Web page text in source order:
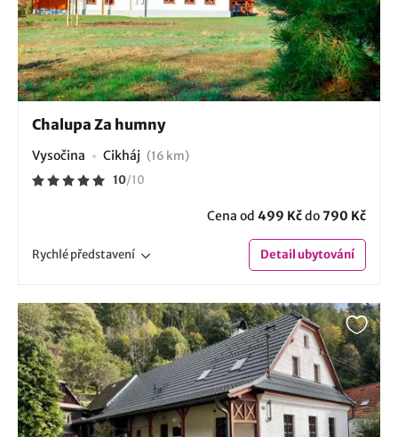
Chalupa Za humny
Vysočina Cikháj (16 km)
10/10
Cena od 499 Kčdo790 Kč
Rychlépředstavení Detailubytování